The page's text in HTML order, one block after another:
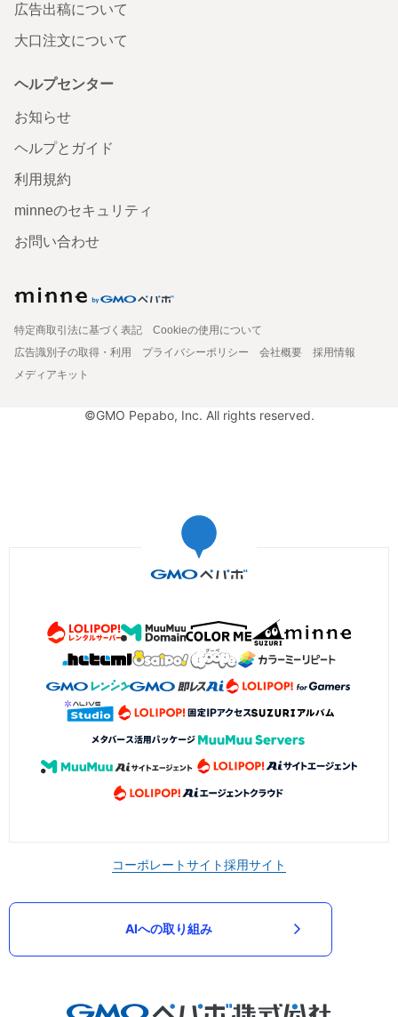
広告出稿について
大口注文について
ヘルプセンター
お知らせ
ヘルプとガイド
利用規約
minneのセキュリティ
お問い合わせ
特定商取引法に基づく表記
Cookieの使用について
広告識別子の取得・利用
プライバシーポリシー 会社概要
採用情報
メディアキット
©GMO Pepabo, Inc. All rights reserved.
コーポレートサイト採用サイト
AIへの取り組み